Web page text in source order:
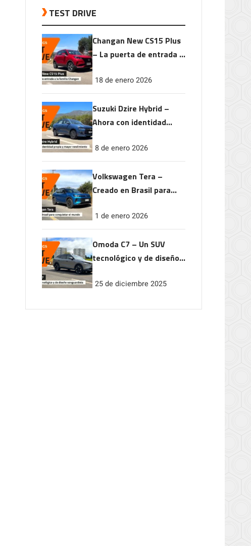
TEST DRIVE
Changan New CS15 Plus
– La puerta de entrada a
18 de enero 2026
Suzuki Dzire Hybrid –
Ahora con identidad
rendimiento
8 de enero 2026
Volkswagen Tera –
Creado en Brasil para
1 de enero 2026
Omoda C7 – Un SUV
tecnológico y de diseño
25 de diciembre 2025